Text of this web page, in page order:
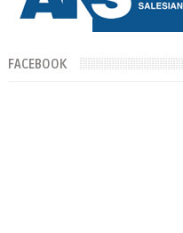
FACEBOOK